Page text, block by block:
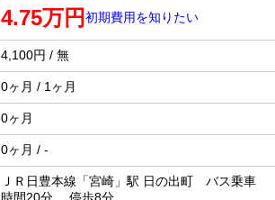
4.75万円 初期費用を知りたい
4,100円 / 無
0ヶ月 / 1ヶ月
0ヶ月
0ヶ月 / -
ＪＲ日豊本線「宮崎」駅 日の出町 バス乗車